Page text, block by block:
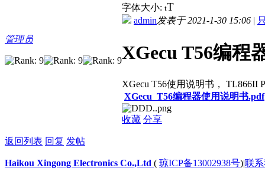
管理员
字体大小: tT
admin发表于 2021-1-30 15:06 |
XGecu T56编程
XGecu T56使用说明书， TL866II
XGecu_T56编程器使用说明书.pdf
收藏 分享
返回列表 回复 发帖
Haikou Xingong Electronics Co.,Ltd ( 琼ICP备13002938号)|联